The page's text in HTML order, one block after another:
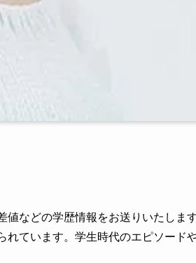
値などの学歴情報をお送りいたしま
れています。学生時代のエピソード